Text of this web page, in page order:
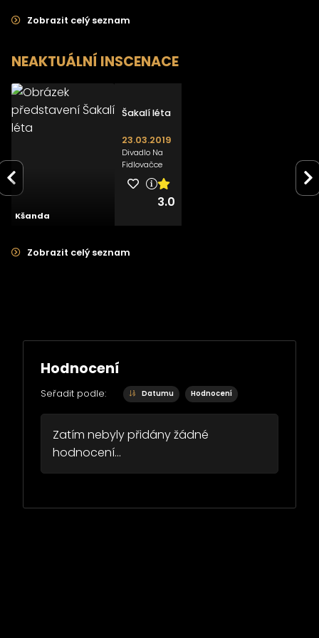
Zobrazit celý seznam
NEAKTUÁLNÍ INSCENACE
Kšanda
>
Šakalí léta
23.03.2019
Divadlo Na
Fidlovačce
3.0
Zobrazit celý seznam
Hodnocení
Seřadit podle: Datumu Hodnocení
Zatím nebyly přidány žádné
hodnocení...